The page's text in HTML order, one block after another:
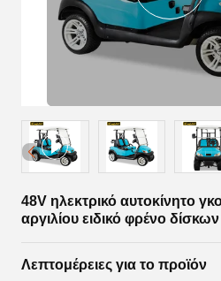
48V ηλεκτρικό αυτοκίνητο
αργιλίου ειδικό φρένο
Λεπτομέρειες για το προϊόν